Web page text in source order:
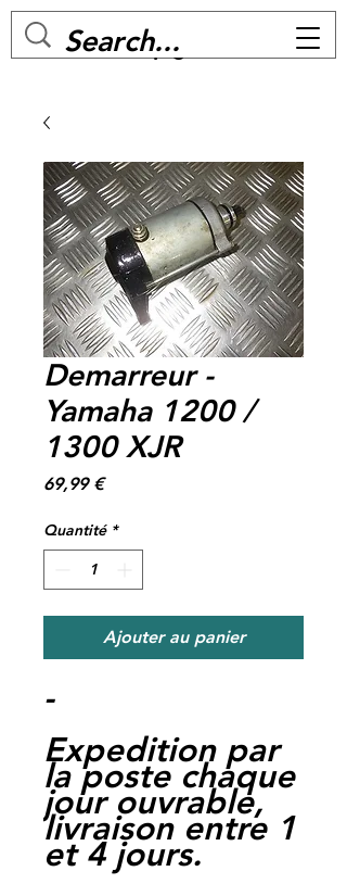
MC BIKE Perpignan
Demarreur -
Yamaha 1200 /
1300 XJR
69,99 €Prix
Quantité *
Ajouter au panier
-
Expedition par
la poste chaque
jour ouvrable,
livraison entre 1
et 4 jours.